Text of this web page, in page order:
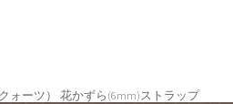
ォーツ） 花かずら(6mm)ストラップ